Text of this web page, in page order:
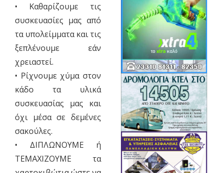
• Καθαρίζουμε τις
συσκευασίες μας από
τα υπολείμματα και τις
ξεπλένουμε εάν
χρειαστεί.
• Ρίχνουμε χύμα στον
κάδο τα υλικά
συσκευασίας μας και
όχι μέσα σε δεμένες
σακούλες.
• ΔΙΠΛΩΝΟΥΜΕ ή
ΤΕΜΑΧΙΖΟΥΜΕ τα